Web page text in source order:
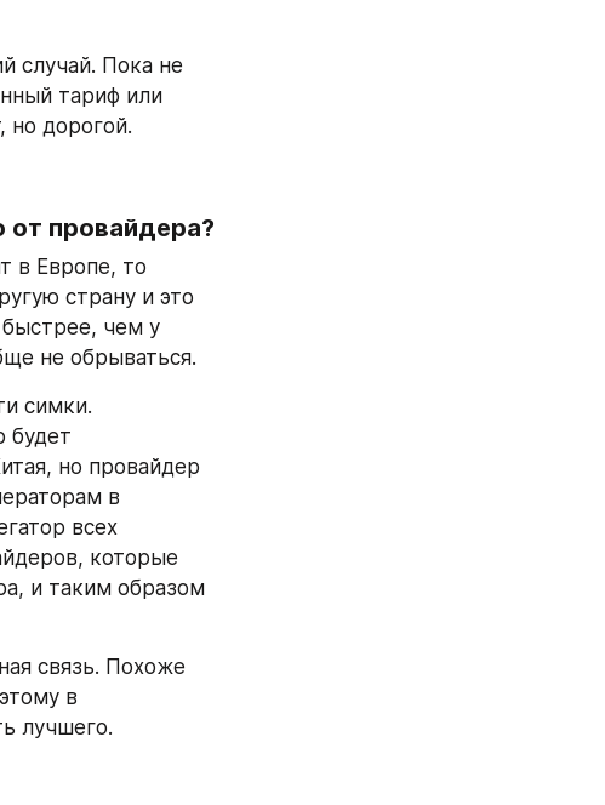
случай. Пока не
тариф или
но дорогой.
в Европе, то
страну и это
быстрее, чем у
не обрываться.
симки.
будет
но провайдер
в
всех
которые
и таким образом
связь. Похоже
в
лучшего.